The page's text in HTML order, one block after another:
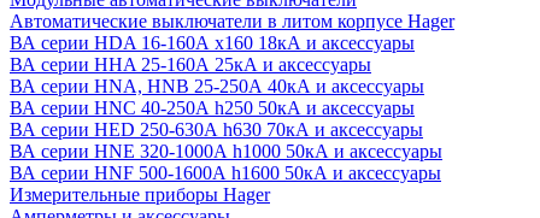
Автоматические выключатели в литом корпусе Hager
ВА серии HDA 16-160А x160 18кА и аксессуары
ВА серии HHA 25-160А 25кА и аксессуары
ВА серии HNA, HNB 25-250А 40кА и аксессуары
ВА серии HNC 40-250А h250 50кА и аксессуары
ВА серии HED 250-630А h630 70кА и аксессуары
ВА серии HNE 320-1000А h1000 50кА и аксессуары
ВА серии HNF 500-1600А h1600 50кА и аксессуары
Измерительные приборы Hager